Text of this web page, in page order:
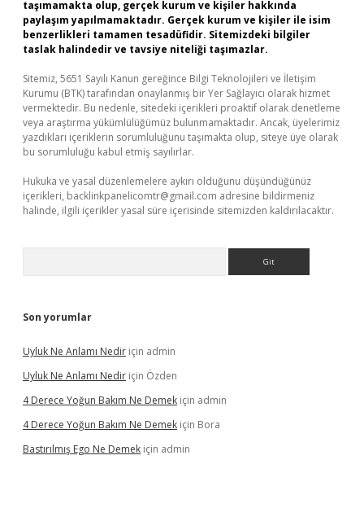
taşımamakta olup, gerçek kurum ve kişiler hakkında
paylaşım yapılmamaktadır. Gerçek kurum ve kişiler ile isim
benzerlikleri tamamen tesadüfidir. Sitemizdeki bilgiler
taslak halindedir ve tavsiye niteliği taşımazlar.
Sitemiz, 5651 Sayılı Kanun gereğince Bilgi Teknolojileri ve İletişim
Kurumu (BTK) tarafından onaylanmış bir Yer Sağlayıcı olarak hizmet
vermektedir. Bu nedenle, sitedeki içerikleri proaktif olarak denetleme
veya araştırma yükümlülüğümüz bulunmamaktadır. Ancak, üyelerimiz
yazdıkları içeriklerin sorumluluğunu taşımakta olup, siteye üye olarak
bu sorumluluğu kabul etmiş sayılırlar.
Hukuka ve yasal düzenlemelere aykırı olduğunu düşündüğünüz
içerikleri, backlinkpanelicomtr@gmail.com adresine bildirmeniz
halinde, ilgili içerikler yasal süre içerisinde sitemizden kaldırılacaktır.
Son yorumlar
Uyluk Ne Anlamı Nedir için admin
Uyluk Ne Anlamı Nedir için Özden
4 Derece Yoğun Bakım Ne Demek için admin
4 Derece Yoğun Bakım Ne Demek için Bora
Bastırılmış Ego Ne Demek için admin